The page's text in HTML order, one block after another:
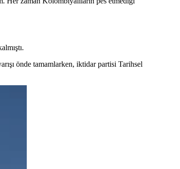
önde tamamlarken, iktidar partisi Tarihsel